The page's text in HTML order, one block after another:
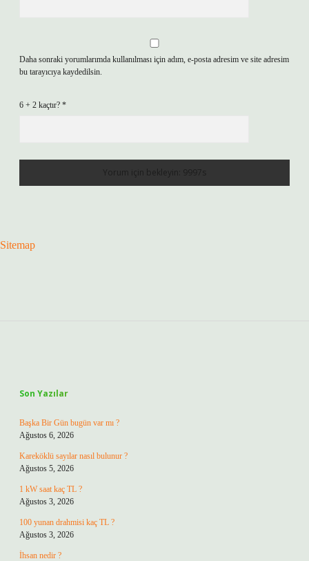
Daha sonraki yorumlarımda kullanılması için adım, e-posta adresim ve site adresim
bu tarayıcıya kaydedilsin.
6 + 2 kaçtır? *
Sitemap
Son Yazılar
Başka Bir Gün bugün var mı ?
Ağustos 6, 2026
Kareköklü sayılar nasıl bulunur ?
Ağustos 5, 2026
1 kW saat kaç TL ?
Ağustos 3, 2026
100 yunan drahmisi kaç TL ?
Ağustos 3, 2026
İhsan nedir ?